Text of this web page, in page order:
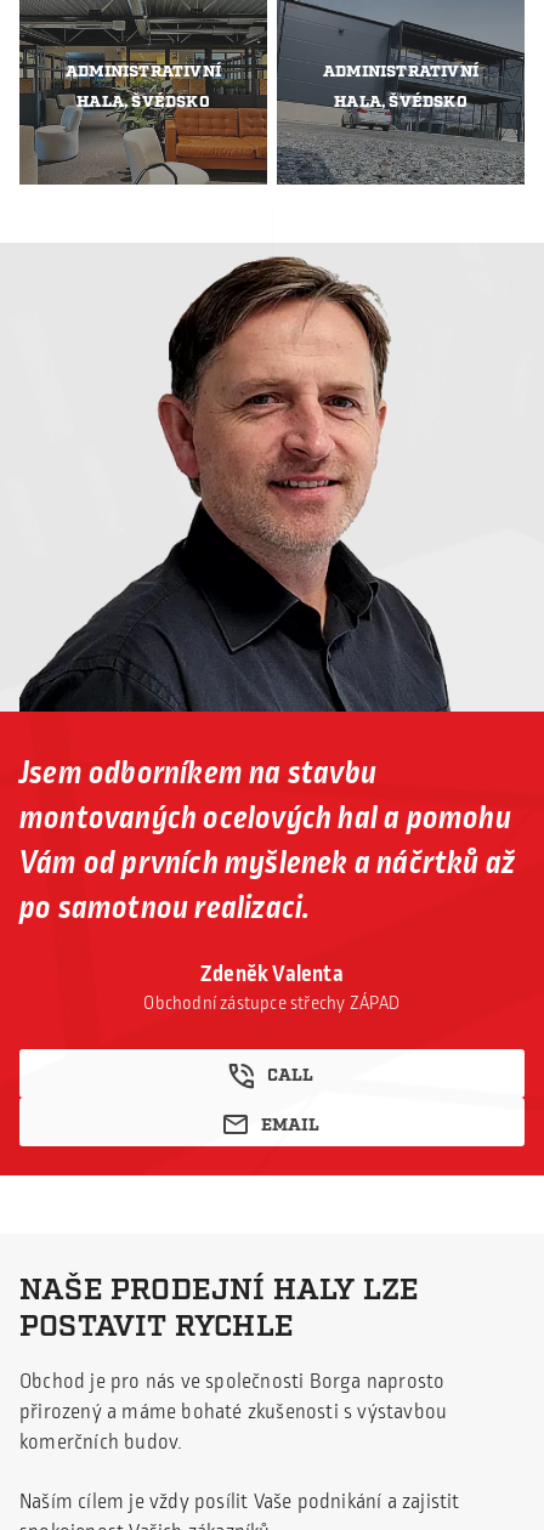
ADMINISTRATIVNÍ
HALA, ŠVÉDSKO
ADMINISTRATIVNÍ
HALA, ŠVÉDSKO
Zdeněk Valenta
Obchodní zástupce střechy ZÁPAD
CALL
EMAIL
Jsem odborníkem na stavbu
montovaných ocelových hal a pomohu
Vám od prvních myšlenek a náčrtků až
po samotnou realizaci.
NAŠE PRODEJNÍ HALY LZE
POSTAVIT RYCHLE
Obchod je pro nás ve společnosti Borga naprosto
přirozený a máme bohaté zkušenosti s výstavbou
komerčních budov.
Naším cílem je vždy posílit Vaše podnikání a zajistit